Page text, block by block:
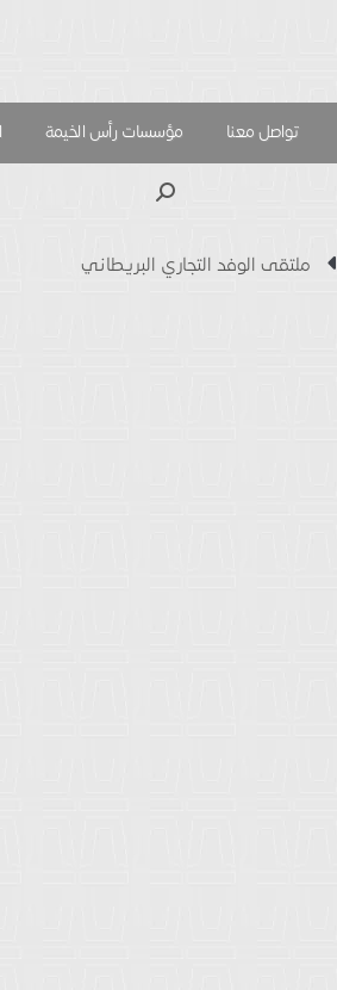
تواصل معنا مؤسسات رأس الخيمة
ملتقى الوفد التجاري البريطاني